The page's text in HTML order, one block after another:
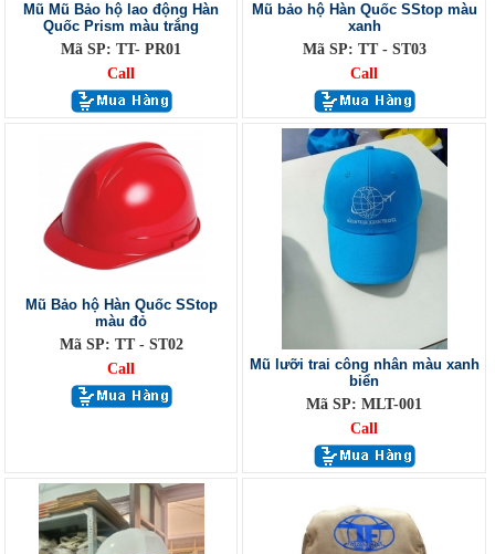
Mũ Mũ Bảo hộ lao động Hàn
Quốc Prism màu trắng
Mã SP: TT- PR01
Call
Mũ bảo hộ Hàn Quốc SStop màu
xanh
Mã SP: TT - ST03
Call
Mũ Bảo hộ Hàn Quốc SStop
màu đỏ
Mã SP: TT - ST02
Call
Mũ lưỡi trai công nhân màu xanh
biển
Mã SP: MLT-001
Call